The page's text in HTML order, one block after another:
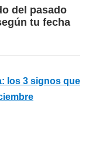
del pasado
tu fecha
los 3 signos que